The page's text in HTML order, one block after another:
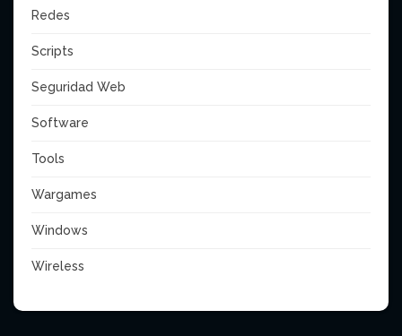
Redes
Scripts
Seguridad Web
Software
Tools
Wargames
Windows
Wireless